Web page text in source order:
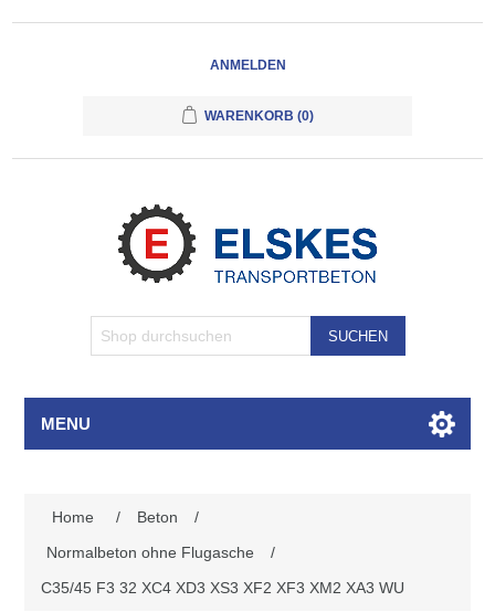
ANMELDEN
WARENKORB (0)
SUCHEN
MENU
Home / Beton
/
Normalbeton ohne Flugasche
/
C35/45 F3 32 XC4 XD3 XS3 XF2 XF3 XM2 XA3 WU